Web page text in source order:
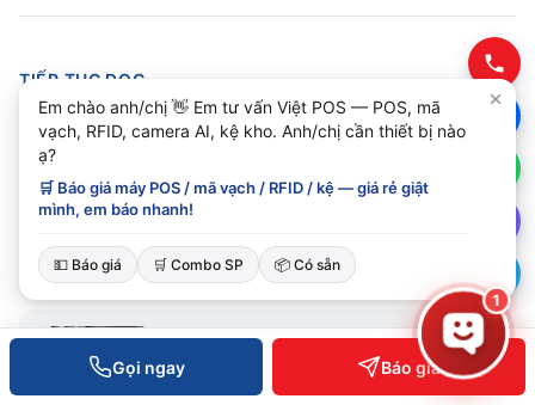
Gọi ngay Báo giá
TIẾP TỤC ĐỌC
Bài viết cùng chủ đề
Máy in bill hóa đơn nhiệt chuyên
Trung
Đọc bài
Quản lý bán hàng bằng mã vạch cho
doanh nghiệp Việt 2026
Đọc bài
1
Em chào anh/chị 👋 Em tư vấn Việt POS — POS, mã
vạch, RFID, camera AI, kệ kho. Anh/chị cần thiết bị nào
ạ?
🛒 Báo giá máy POS / mã vạch / RFID / kệ — giá rẻ giật
mình, em báo nhanh!
💵 Báo giá 🛒 Combo SP 📦 Có sẵn